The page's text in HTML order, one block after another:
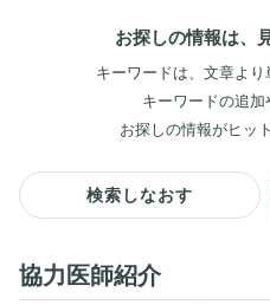
お探しの情報は、
キーワードは、文章より
キーワードの追加
お探しの情報がヒッ
検索しなおす
協力医師紹介